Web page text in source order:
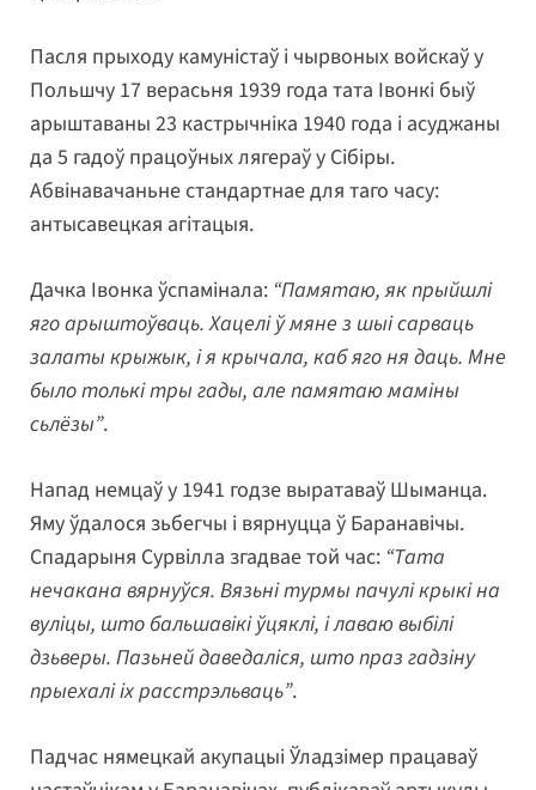
Пасля прыходу камуністаў і чырвоных войскаў у
Польшчу 17 верасьня 1939 года тата Івонкі быў
арыштаваны 23 кастрычніка 1940 года і асуджаны
да 5 гадоў працоўных лягераў у Сібіры.
Абвінавачаньне стандартнае для таго часу:
антысавецкая агітацыя.
Дачка Івонка ўспамінала: “Памятаю, як прыйшлі
яго арыштоўваць. Хацелі ў мяне з шыі сарваць
залаты крыжык, і я крычала, каб яго ня даць. Мне
было толькі тры гады, але памятаю маміны
сьлёзы”.
Напад немцаў у 1941 годзе выратаваў Шыманца.
Яму ўдалося зьбегчы і вярнуцца ў Баранавічы.
Спадарыня Сурвілла згадвае той час: “Тата
нечакана вярнуўся. Вязьні турмы пачулі крыкі на
вуліцы, што бальшавікі ўцяклі, і лаваю выбілі
дзьверы. Пазьней даведаліся, што праз гадзіну
прыехалі іх расстрэльваць”.
Падчас нямецкай акупацыі Ўладзімер працаваў